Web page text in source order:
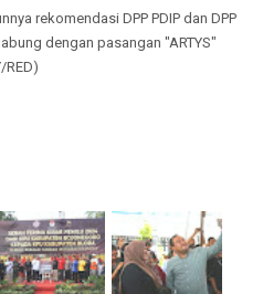
rekomendasi DPP PDIP dan DPP
dengan pasangan "ARTYS"
RED)